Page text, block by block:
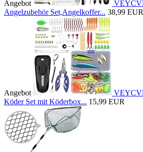
Angebot
Angelzubehör Set,Angelkoffer... 38,99 EUR
Angebot
Köder Set mit Köderbox... 15,99 EUR